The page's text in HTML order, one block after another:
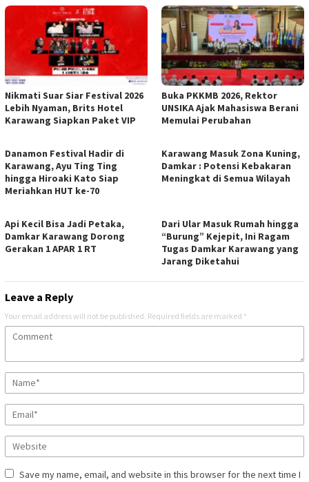
Nikmati Suar Siar Festival 2026
Lebih Nyaman, Brits Hotel
Karawang Siapkan Paket VIP
Buka PKKMB 2026, Rektor
UNSIKA Ajak Mahasiswa Berani
Memulai Perubahan
Danamon Festival Hadir di
Karawang, Ayu Ting Ting
hingga Hiroaki Kato Siap
Meriahkan HUT ke-70
Karawang Masuk Zona Kuning,
Damkar : Potensi Kebakaran
Meningkat di Semua Wilayah
Api Kecil Bisa Jadi Petaka,
Damkar Karawang Dorong
Gerakan 1 APAR 1 RT
Dari Ular Masuk Rumah hingga
“Burung” Kejepit, Ini Ragam
Tugas Damkar Karawang yang
Jarang Diketahui
Leave a Reply
Your email address will not be published. Required fields are marked *
Save my name, email, and website in this browser for the next time I